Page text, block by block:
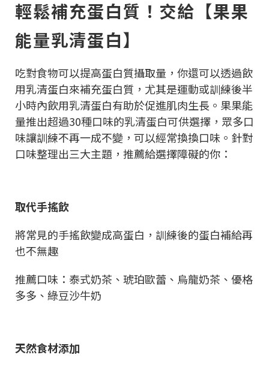
輕鬆補充蛋白質！交給【果果
能量乳清蛋白】
吃對食物可以提高蛋白質攝取量，你還可以透過飲
用乳清蛋白來補充蛋白質，尤其是運動或訓練後半
小時內飲用乳清蛋白有助於促進肌肉生長。果果能
量推出超過30種口味的乳清蛋白可供選擇，眾多口
味讓訓練不再一成不變，可以經常換換口味。針對
口味整理出三大主題，推薦給選擇障礙的你：
取代手搖飲
將常見的手搖飲變成高蛋白，訓練後的蛋白補給再
也不無趣
推薦口味：泰式奶茶、琥珀歐蕾、烏龍奶茶、優格
多多、綠豆沙牛奶
天然食材添加